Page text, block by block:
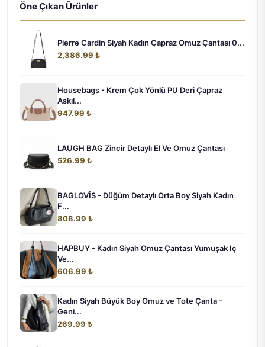
Öne Çıkan Ürünler
Pierre Cardin Siyah Kadın Çapraz Omuz Çantası 0...
2,386.99 ₺
Housebags - Krem Çok Yönlü PU Deri Çapraz
Askıl...
947.99 ₺
LAUGH BAG Zincir Detaylı El Ve Omuz Çantası
526.99 ₺
BAGLOVİS - Düğüm Detaylı Orta Boy Siyah Kadın
F...
808.99 ₺
HAPBUY - Kadın Siyah Omuz Çantası Yumuşak Iç
Ve...
606.99 ₺
Kadın Siyah Büyük Boy Omuz ve Tote Çanta -
Geni...
269.99 ₺